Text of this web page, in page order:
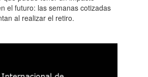
el futuro: las semanas cotizadas
al realizar el retiro.